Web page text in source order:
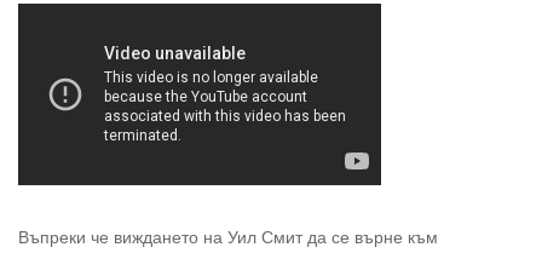
Въпреки че виждането на Уил Смит да се върне към